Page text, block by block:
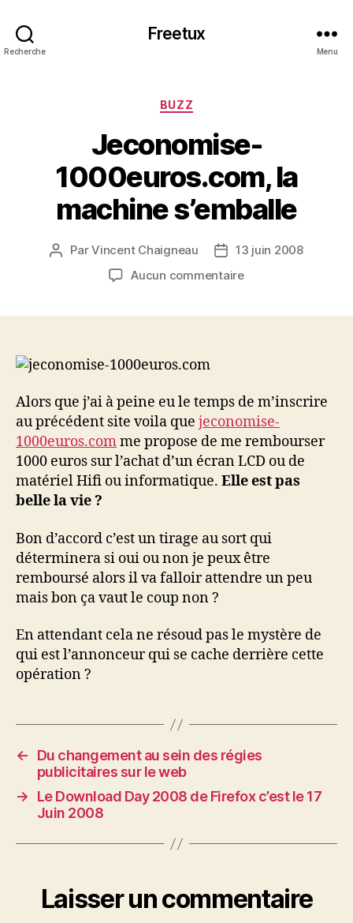
Recherche
Freetux
Menu
Catégories
BUZZ
Jeconomise-
1000euros.com, la
machine s’emballe
Auteur
ParVincent Chaigneau
Date
de
13 juin 2008
Aucun commentairesur
Alors que j’ai à peine eu le temps de m’inscrire
au précédent site voila que jeconomise-
1000euros.comme propose de me rembourser
1000 euros sur l’achat d’un écran LCD ou de
matériel Hifi ou informatique. Elle est pas
belle la vie ?
Bon d’accord c’est un tirage au sort qui
déterminera si oui ou non je peux être
remboursé alors il va falloir attendre un peu
mais bon ça vaut le coup non ?
En attendant cela ne résoud pas le mystère de
qui est l’annonceur qui se cache derrière cette
opération ?
←
Du changement au sein des régies
publicitaires sur le web
→
Le Download Day 2008 de Firefox c’est le 17
Juin 2008
Laisser un commentaire